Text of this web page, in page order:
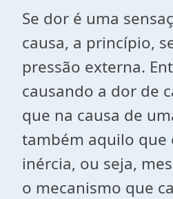
Se dor é uma
causa, a princípio,
pressão externa.
causando a dor de
que na causa de
também aquilo que
inércia, ou seja,
o mecanismo que